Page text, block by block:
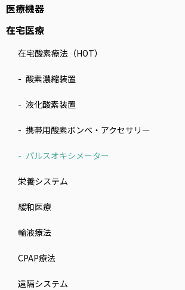
医療機器
在宅医療
在宅酸素療法（HOT）
酸素濃縮装置
液化酸素装置
携帯用酸素ボンベ・アクセサリー
パルスオキシメーター
栄養システム
緩和医療
輸液療法
CPAP療法
遠隔システム